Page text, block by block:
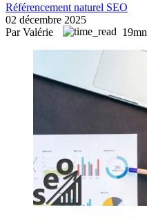
Référencement naturel SEO
02 décembre 2025
Par Valérie
19mn